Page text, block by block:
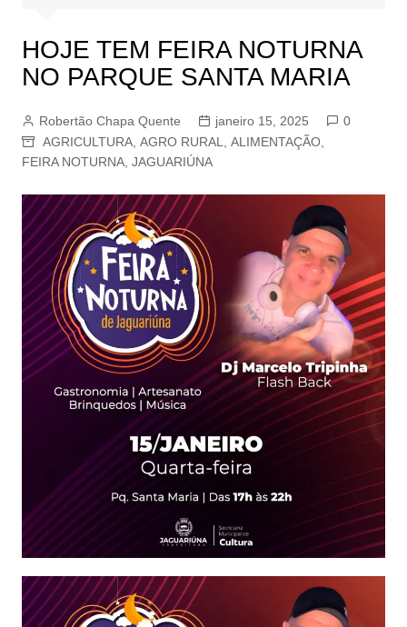
HOJE TEM FEIRA NOTURNA
NO PARQUE SANTA MARIA
Robertão Chapa Quente janeiro 15, 2025
0
AGRICULTURA, AGRO RURAL ALIMENTAÇÃO,
FEIRA NOTURNA, JAGUARIÚNA